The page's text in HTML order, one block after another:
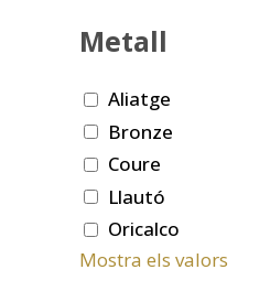
Metall
Aliatge
Bronze
Coure
Llautó
Oricalco
Mostra els valors